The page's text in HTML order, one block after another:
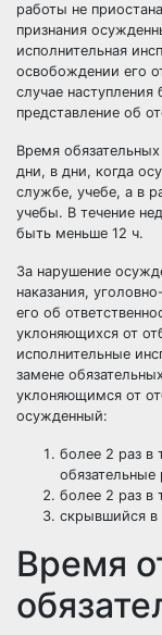
работы не
признания
исполнительная
освобождении его
случае
представление об
Время
дни, в дни, когда
службе, учебе, а в
учебы. В течение
быть меньше 12 ч.
За нарушение
наказания,
его об
уклоняющихся от
исполнительные
замене
уклоняющимся от
осужденный:
более 2 раз в
более 2 раз в
скрывшийся в
Время